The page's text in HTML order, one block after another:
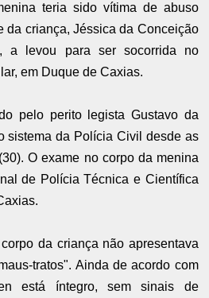
teria sido vítima de abuso
da criança, Jéssica da Conceição
a levou para ser socorrida no
em Duque de Caxias.
pelo perito legista Gustavo da
sistema da Polícia Civil desde as
O exame no corpo da menina
de Polícia Técnica e Científica
da criança não apresentava
tratos". Ainda de acordo com
está íntegro, sem sinais de